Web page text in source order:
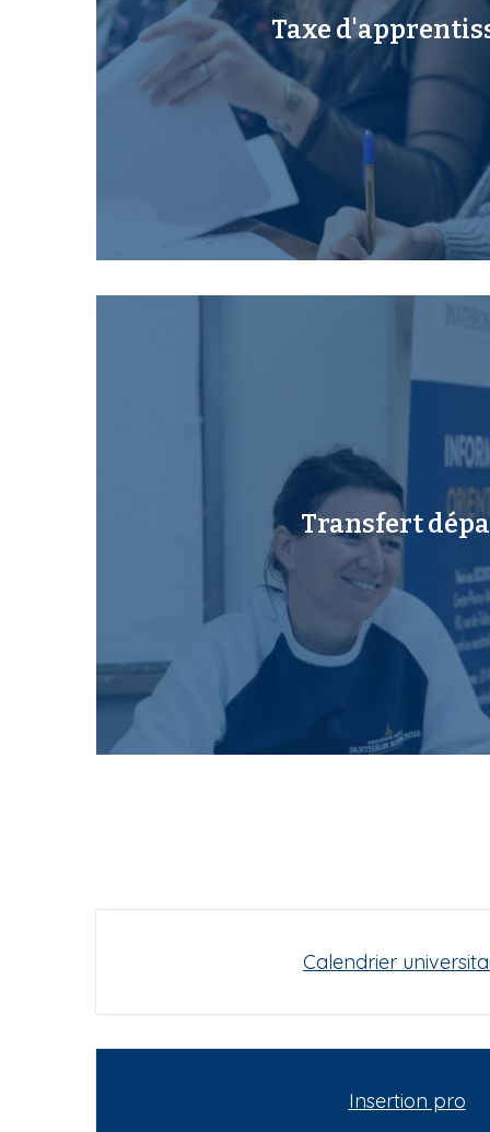
Taxe
Transfert
Calendrier
Insertion pro